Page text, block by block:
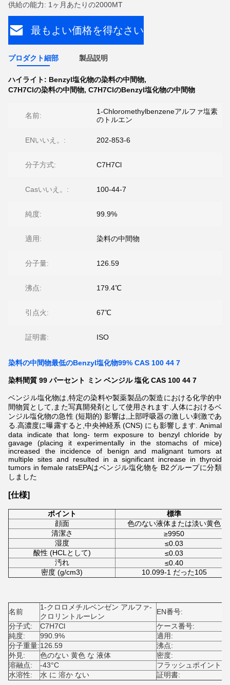
供給の能力: 1ヶ月あたりの2000MT
最もよい価格を得なさい
プロダクト細部 製品説明
ハイライト: Benzyl塩化物の染料の中間物,
C7H7Clの染料の中間物, C7H7ClのBenzyl塩化物の中間物
名前:
1-Chloromethylbenzeneアルファ塩素
のトルエン
ENいいえ。: 202-853-6
分子方式: C7H7Cl
Casいいえ。: 100-44-7
純度: 99.9%
適用: 染料の中間物
分子量: 126.59
沸点: 179.4℃
引点火: 67℃
証明書: ISO
染料の中間物最低のBenzyl塩化物99% CAS 100 44 7
染料間質 99 パーセント ミン ベンジル 塩化 CAS 100 44 7
ベンジル塩化物は,特定の染料や製薬製品の製造における化学的中
間物質として,また写真開発剤として使用されます.人体におけるベ
ンジル塩化物の急性 (短期的) 影響は,上部呼吸器の激しい刺激であ
る.高濃度に曝露すると,中央神経系 (CNS) にも影響します. Animal
data indicate that long- term exposure to benzyl chloride by
gavage (placing it experimentally in the stomachs of mice)
increased the incidence of benign and malignant tumors at
multiple sites and resulted in a significant increase in thyroid
tumors in female ratsEPAはベンジル塩化物を B2グループに分類
しました
[仕様]
ポイント
標準
顔面
色のない液体または淡い黄色
清潔さ
≥9950
湿度
≤0.03
酸性 (HCLとして)
≤0.03
汚れ
≤0.40
密度 (g/cm3)
10.099-1 だった105
名前
1-クロロメチルベンゼン アルファ-
クロリントルーレン
EN番号:
分子式: C7H7Cl ケース番号:
純度:
990.9% 適用:
分子重量:126.59 沸点:
外見:
色のない 黄色 な 液体 密度:
溶融点:
-43°C フラッシュポイント:
水溶性:
水 に 溶か ない 証明書: